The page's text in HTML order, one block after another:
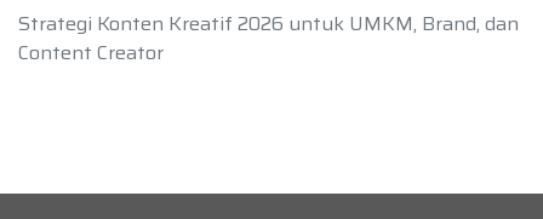
Strategi Konten Kreatif 2026 untuk UMKM, Brand, dan
Content Creator